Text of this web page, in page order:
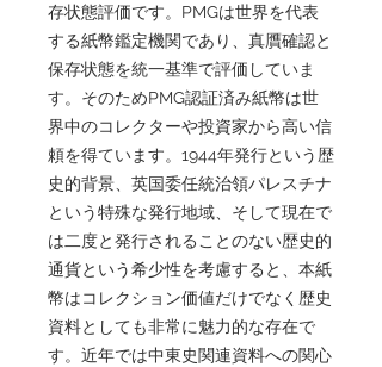
存状態評価です。PMGは世界を代表
する紙幣鑑定機関であり、真贋確認と
保存状態を統一基準で評価していま
す。そのためPMG認証済み紙幣は世
界中のコレクターや投資家から高い信
頼を得ています。1944年発行という歴
史的背景、英国委任統治領パレスチナ
という特殊な発行地域、そして現在で
は二度と発行されることのない歴史的
通貨という希少性を考慮すると、本紙
幣はコレクション価値だけでなく歴史
資料としても非常に魅力的な存在で
す。近年では中東史関連資料への関心